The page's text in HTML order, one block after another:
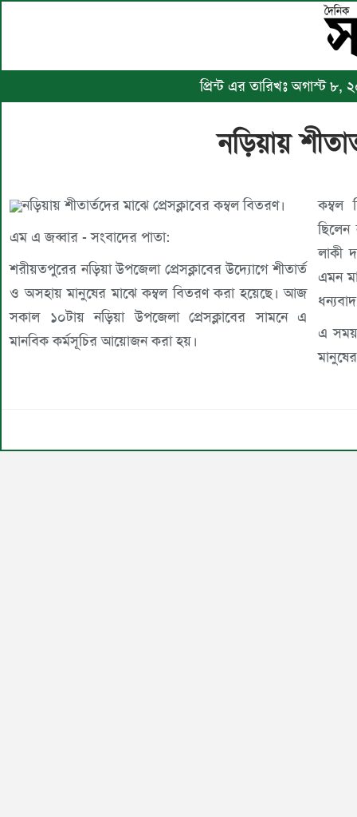
প্রিন্ট এর তারিখঃ অগাস্ট
নড়িয়ায়
নড়িয়ায় শীতার্তদের মাঝে প্রেসক্লাবের কম্বল বিতরণ।
এম এ জব্বার - সংবাদের পাতা:
শরীয়তপুরের নড়িয়া উপজেলা প্রেসক্লাবের উদ্যোগে শীতার্ত
ও অসহায় মানুষের মাঝে কম্বল বিতরণ করা হয়েছে। আজ
সকাল ১০টায় নড়িয়া উপজেলা প্রেসক্লাবের সামনে এ
মানবিক কর্মসূচির আয়োজন করা হয়।
কম্বল
লাকী
এমন
এ সময়